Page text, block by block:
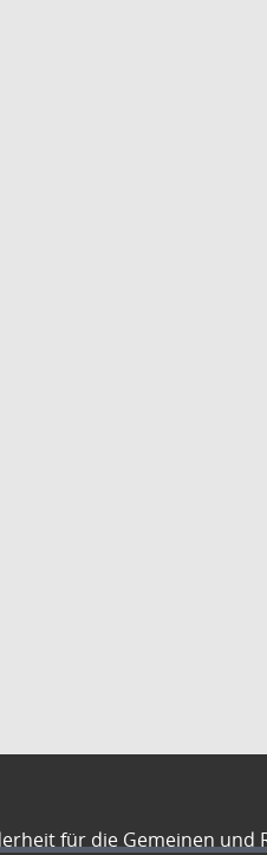
für die Gemeinen und